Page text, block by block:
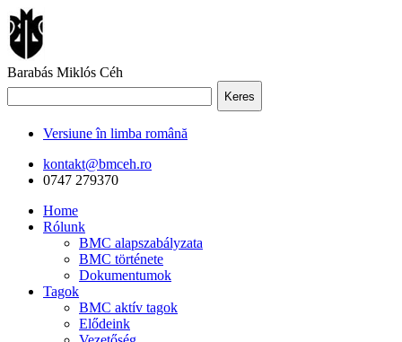
Barabás Miklós Céh
Keres
Versiune în limba română
kontakt@bmceh.ro
0747 279370
Home
Rólunk
BMC alapszabályzata
BMC története
Dokumentumok
Tagok
BMC aktív tagok
Elődeink